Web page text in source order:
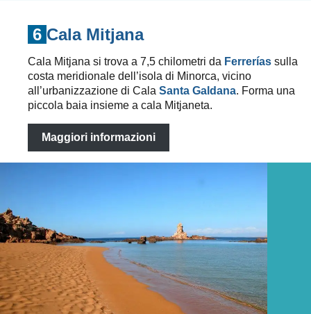
6 Cala Mitjana
Cala Mitjana si trova a 7,5 chilometri da Ferrerías sulla
costa meridionale dell’isola di Minorca, vicino
all’urbanizzazione di Cala Santa Galdana. Forma una
piccola baia insieme a cala Mitjaneta.
Maggiori informazioni